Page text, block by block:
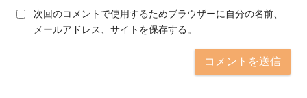
次回のコメントで使用するためブラウザーに自分の名前、
メールアドレス、サイトを保存する。